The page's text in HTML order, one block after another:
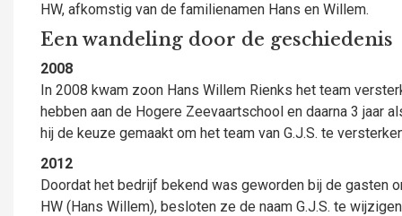
HW, afkomstig van de familienamen Hans en Willem.
Een wandeling door de geschiedenis
2008
In 2008 kwam zoon Hans Willem Rienks het team
hebben aan de Hogere Zeevaartschool en daarna 3 jaar
hij de keuze gemaakt om het team van G.J.S. te
2012
Doordat het bedrijf bekend was geworden bij de gasten
HW (Hans Willem), besloten ze de naam G.J.S. te